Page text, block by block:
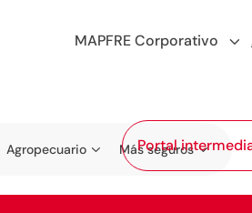
MAPFRE Corporativo
Portal
Agropecuario Más seguros